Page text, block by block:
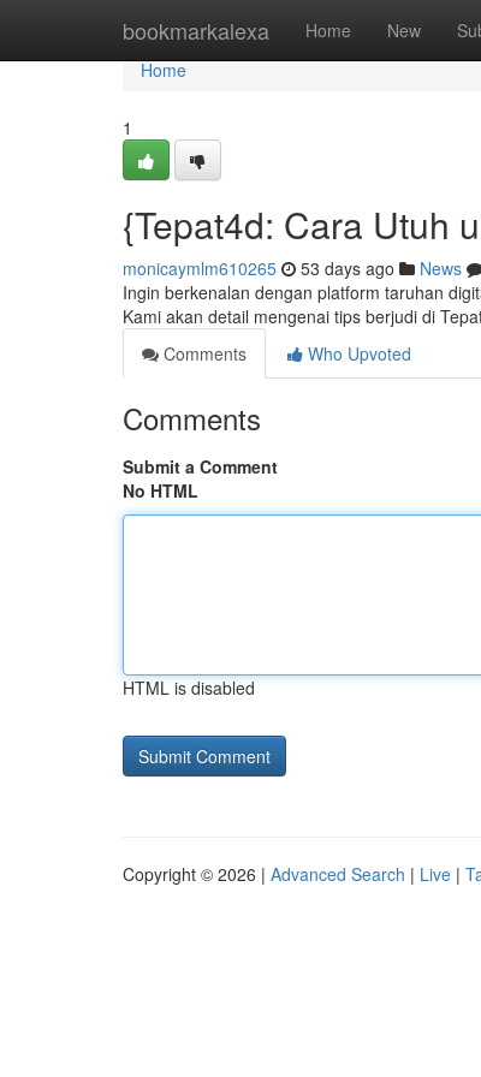
bookmarkalexa Home New
Home
Home
1
{Tepat4d: Cara Utuh
monicaymlm610265 53 days ago News
Ingin berkenalan dengan platform taruhan
Kami akan detail mengenai tips berjudi di
Comments
Who Upvoted
Comments
Submit a Comment
No HTML
HTML is disabled
Copyright © 2026 | Advanced Search | Live |